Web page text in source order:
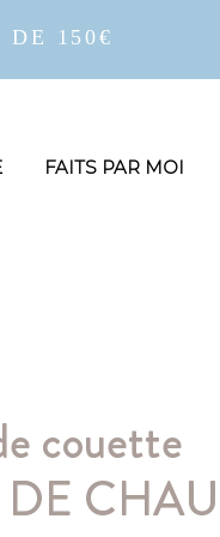
DE 150€
FAITS PAR MOI
couette